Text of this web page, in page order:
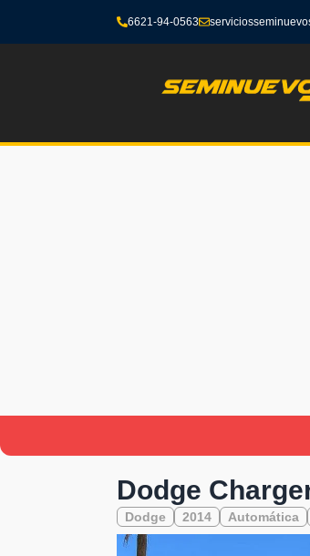
6621-94-0563
Dodge
Dodge 2014 Automática